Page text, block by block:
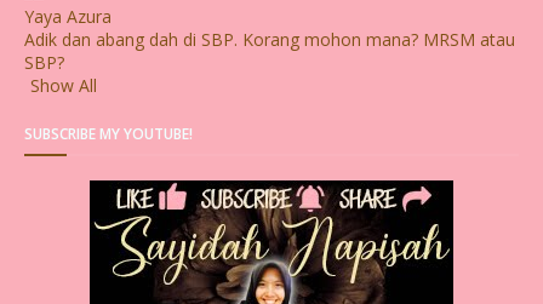
Yaya Azura
Adik dan abang dah di SBP. Korang mohon mana? MRSM atau
SBP?
Show All
SUBSCRIBE MY YOUTUBE!